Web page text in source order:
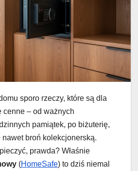
sporo rzeczy, które są dla
cenne – od ważnych
pamiątek, po biżuterię,
broń kolekcjonerską.
prawda? Właśnie
(HomeSafe) to dziś niemal